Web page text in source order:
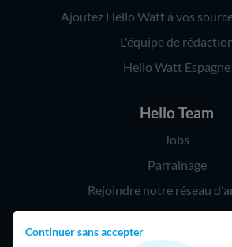
Continuer sans accepter
Ajoutez Hello Watt à vos
L'équipe de
Hello Watt Espagne
Hello Team
Jobs
Parrainage
Rejoindre notre réseau
Hello !